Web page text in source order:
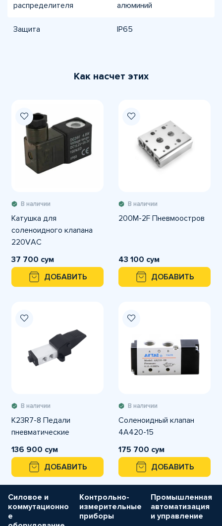
распределителя
алюминий
Защита IP65
Как насчет этих
В наличии
Катушка для
соленоидного клапана
220VАC
37 700 сум
ДОБАВИТЬ
В наличии
200M-2F Пневмоостров
43 100 сум
ДОБАВИТЬ
В наличии
K23R7-8 Педали
пневматические
136 900 сум
ДОБАВИТЬ
В наличии
Соленоидный клапан
4A420-15
175 700 сум
ДОБАВИТЬ
Силовое и
коммутационно
е
Контрольно-
измерительные
приборы
Промышленная
автоматизация
и управление